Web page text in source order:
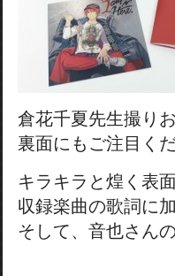
倉花千夏先生撮り
裏面にもご注目く
キラキラと煌く表
収録楽曲の歌詞に
そして、音也さんの